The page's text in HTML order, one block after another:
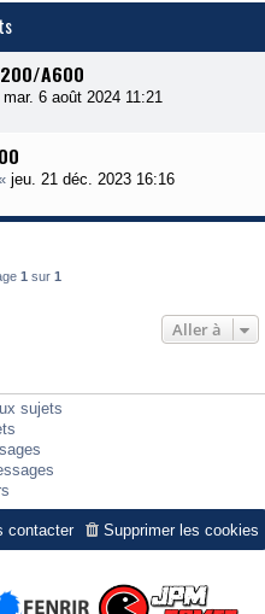
A600
mar. 6 août 2024 11:21
jeu. 21 déc. 2023 16:16
1 sur 1
Aller à
sujets
Supprimer les cookies
contacter